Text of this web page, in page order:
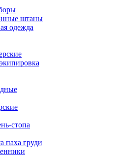
штаны
одежда
стопа
паха груди